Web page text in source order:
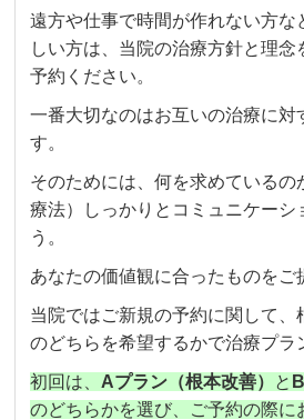
遠方や仕事で時間が作れない方な
しい方は、当院の治療方針と理
予約ください。
一番大切なのはお互いの治療に対
す。
そのためには、何を求めているの
療法）しっかりとコミュニケーシ
う。
あなたの価値観に合ったものをご
当院ではご新規の予約に関して、
のどちらを希望するかで治療プラ
初回は、 Aプラン（根本改善） と
のどちらかを選び、ご予約の際に